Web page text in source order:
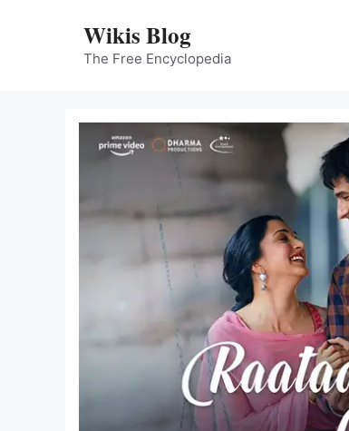
Wikis Blog
The Free Encyclopedia